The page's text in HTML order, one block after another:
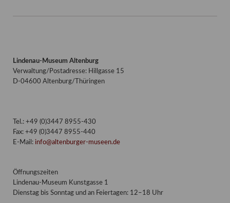
Lindenau-Museum Altenburg
Verwaltung/Postadresse: Hillgasse 15
D-04600 Altenburg/Thüringen
Tel.: +49 (0)3447 8955-430
Fax: +49 (0)3447 8955-440
E-Mail: info@altenburger-museen.de
Öffnungszeiten
Lindenau-Museum Kunstgasse 1
Dienstag bis Sonntag und an Feiertagen: 12–18 Uhr